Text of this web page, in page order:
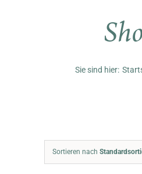
Sie sind hier:
Sortieren nach